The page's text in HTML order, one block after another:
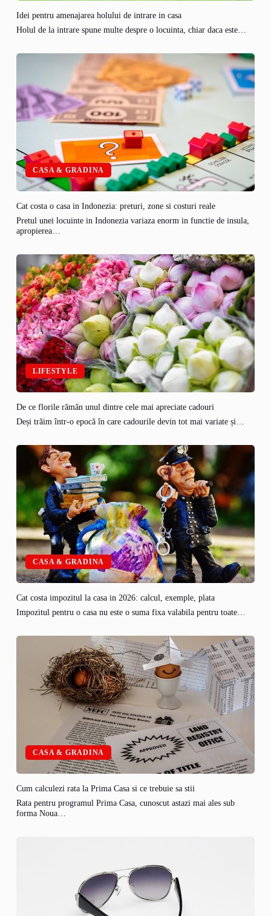
Idei pentru amenajarea holului de intrare in casa
Holul de la intrare spune multe despre o locuinta, chiar daca este…
CASA & GRADINA
Cat costa o casa in Indonezia: preturi, zone si costuri reale
Pretul unei locuinte in Indonezia variaza enorm in functie de insula,
apropierea…
LIFESTYLE
De ce florile rămân unul dintre cele mai apreciate cadouri
Deși trăim într-o epocă în care cadourile devin tot mai variate și…
CASA & GRADINA
Cat costa impozitul la casa in 2026: calcul, exemple, plata
Impozitul pentru o casa nu este o suma fixa valabila pentru toate…
CASA & GRADINA
Cum calculezi rata la Prima Casa si ce trebuie sa stii
Rata pentru programul Prima Casa, cunoscut astazi mai ales sub
forma Noua…